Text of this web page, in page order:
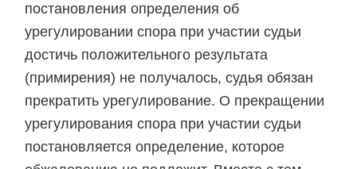
постановления определения об
урегулировании спора при участии судьи
достичь положительного результата
(примирения) не получалось, судья обязан
прекратить урегулирование. О прекращении
урегулирования спора при участии судьи
постановляется определение, которое